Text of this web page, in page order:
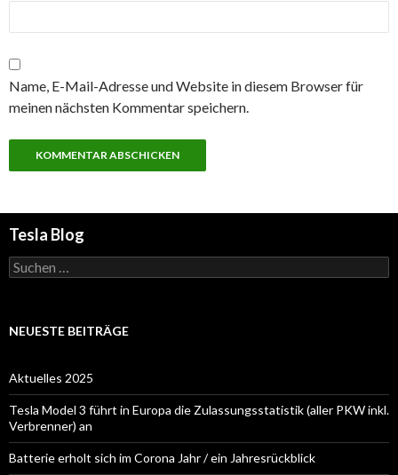
Name, E-Mail-Adresse und Website in diesem Browser für
meinen nächsten Kommentar speichern.
Tesla Blog
Suchen
nach:
NEUESTE BEITRÄGE
Aktuelles 2025
Tesla Model 3 führt in Europa die Zulassungsstatistik (aller PKW inkl.
Verbrenner) an
Batterie erholt sich im Corona Jahr / ein Jahresrückblick